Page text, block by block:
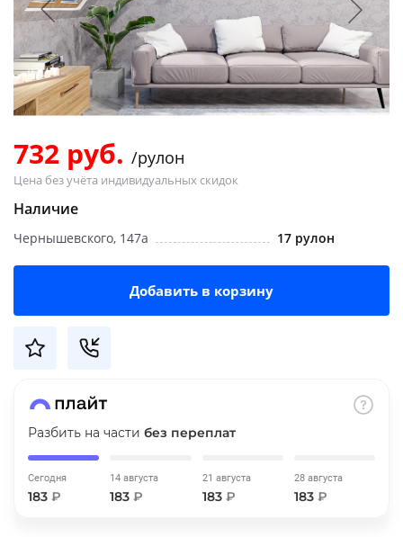
732 руб. /рулон
Цена без учёта индивидуальных скидок
Наличие
Чернышевского, 147а 17 рулон
Добавить в корзину
Разбить на части без переплат
Сегодня
183 ₽
14 августа
183₽
21 августа
183 ₽
28 августа
183 ₽
Оплачивайте сегодня только
25% картой любого банка
Получайте товар
выбранный способом
Оставшиеся
по25%каждые 2 недели
об оплате Плайтом
раз в 2
plait.ru